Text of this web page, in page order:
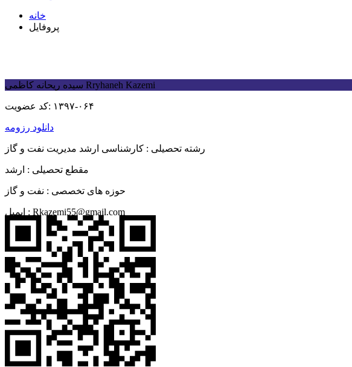
خانه
پروفایل
سیده ریحانه کاظمی Rryhaneh Kazemi
کد عضویت: ۱۳۹۷-۰۶۴
دانلود رزومه
رشته تحصیلی : کارشناسی ارشد مدیریت نفت و گاز
مقطع تحصیلی : ارشد
حوزه های تخصصی : نفت و گاز
ایمیل : Rkazemi55@gmail.com